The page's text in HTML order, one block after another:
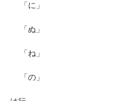
「に」
「ぬ」
「ね」
「の」